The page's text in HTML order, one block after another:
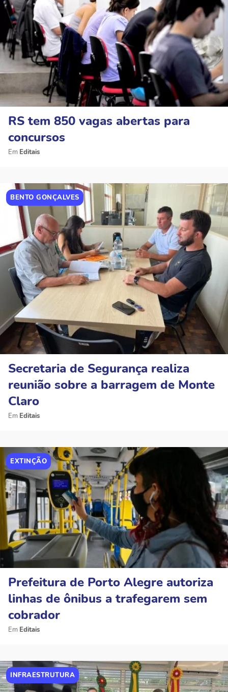
RS tem 850 vagas abertas para
concursos
Editais
BENTO GONÇALVES
Secretaria de Segurança realiza
reunião sobre a barragem de Monte
Claro
Editais
EXTINÇÃO
Prefeitura de Porto Alegre autoriza
linhas de ônibus a trafegarem sem
cobrador
Editais
INFRAESTRUTURA